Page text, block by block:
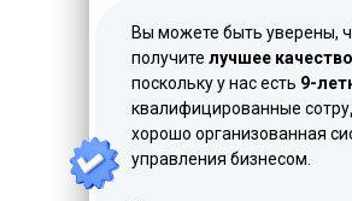
Вы можете быть уверены,
получите лучшее
поскольку у нас есть 9-
квалифицированные
хорошо организованная
управления бизнесом.